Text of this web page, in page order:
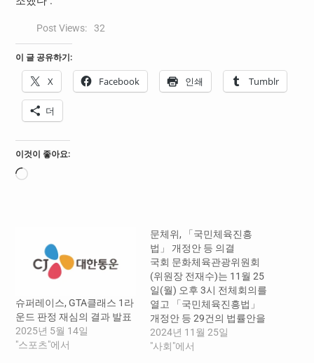
Post Views: 32
이 글 공유하기:
X Facebook 인쇄 Tumblr
더
이것이 좋아요:
로
슈퍼레이스, GTA클래스 1라
운드 판정 재심의 결과 발표
2025년 5월 14일
"스포츠"에서
문체위, 「국민체육진흥
법」 개정안 등 의결
국회 문화체육관광위원회
(위원장 전재수)는 11월 25
일(월) 오후 3시 전체회의를
열고 「국민체육진흥법」
개정안 등 29건의 법률안을
의결하였다. 오늘 의결된 법
률안의 내용은 다음과 같다.
2024년 11월 25일
"사회"에서